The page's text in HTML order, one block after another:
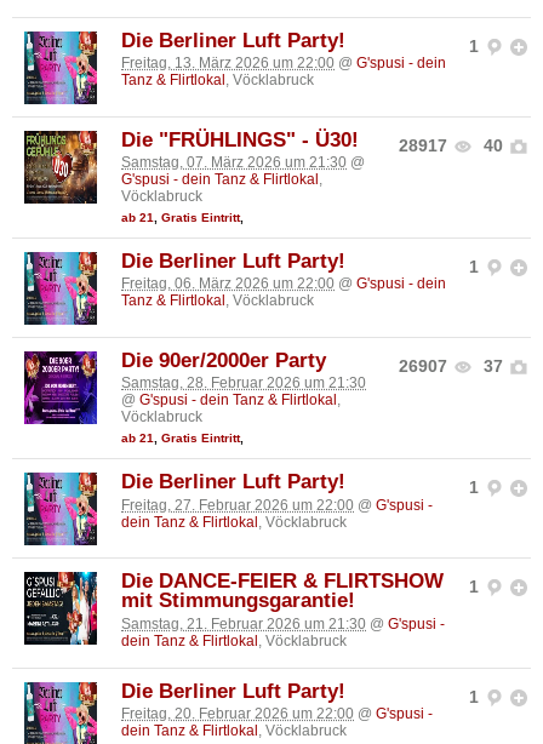
1
Die Berliner Luft Party!
Freitag, 13. März 2026 um 22:00 @ G'spusi - dein
Tanz & Flirtlokal , Vöcklabruck
28917 40
Die "FRÜHLINGS" - Ü30!
Samstag, 07. März 2026 um 21:30 @
G'spusi - dein Tanz & Flirtlokal ,
Vöcklabruck
ab 21 Gratis Eintritt,
1
Die Berliner Luft Party!
Freitag, 06. März 2026 um 22:00 @ G'spusi - dein
Tanz & Flirtlokal , Vöcklabruck
26907 37
Die 90er/2000er Party
Samstag, 28. Februar 2026 um 21:30
@ G'spusi - dein Tanz & Flirtlokal ,
Vöcklabruck
ab 21, Gratis Eintritt,
1
Die Berliner Luft Party!
Freitag, 27. Februar 2026 um 22:00 @ G'spusi -
dein Tanz & Flirtlokal , Vöcklabruck
1
Die DANCE-FEIER & FLIRTSHOW
mit Stimmungsgarantie!
Samstag, 21. Februar 2026 um 21:30 @ G'spusi -
dein Tanz & Flirtlokal , Vöcklabruck
1
Die Berliner Luft Party!
Freitag, 20. Februar 2026 um 22:00 @ G'spusi -
dein Tanz & Flirtlokal , Vöcklabruck